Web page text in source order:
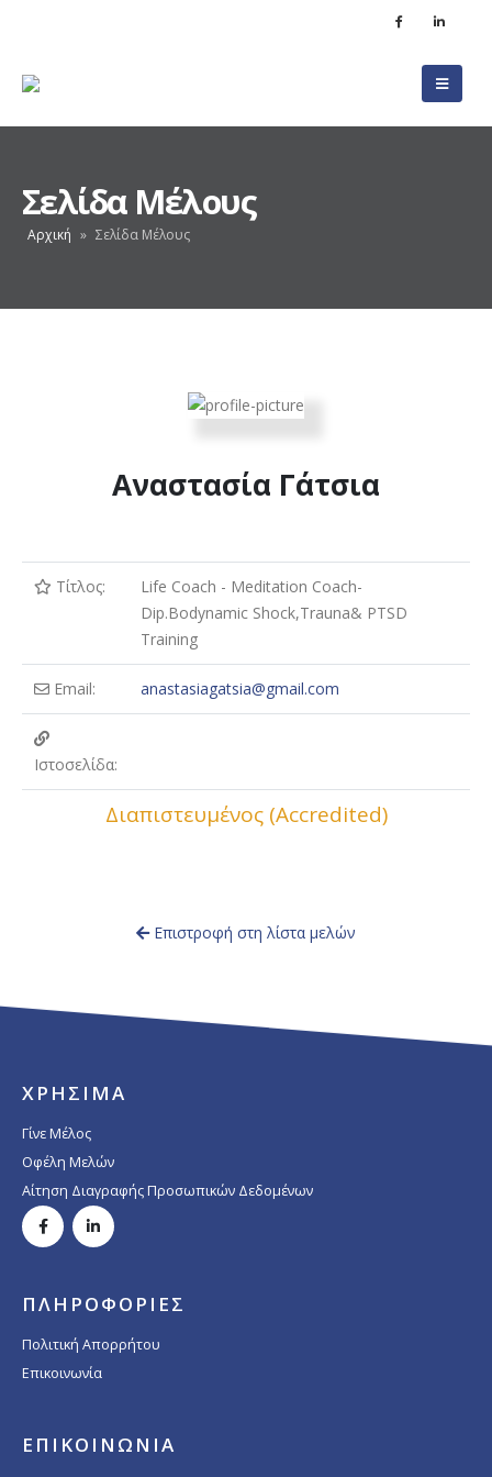
Σελίδα Μέλους
Αρχική » Σελίδα Μέλους
Αναστασία Γάτσια
Τίτλος:
Life Coach - Meditation Coach-
Dip.Bodynamic Shock,Trauna& PTSD
Training
Email: anastasiagatsia@gmail.com
Ιστοσελίδα:
Διαπιστευμένος (Accredited)
Επιστροφή στη λίστα μελών
ΧΡΗΣΙΜΑ
Γίνε Μέλος
Οφέλη Μελών
Αίτηση Διαγραφής Προσωπικών Δεδομένων
ΠΛΗΡΟΦΟΡΙΕΣ
Πολιτική Απορρήτου
Επικοινωνία
ΕΠΙΚΟΙΝΩΝΙΑ